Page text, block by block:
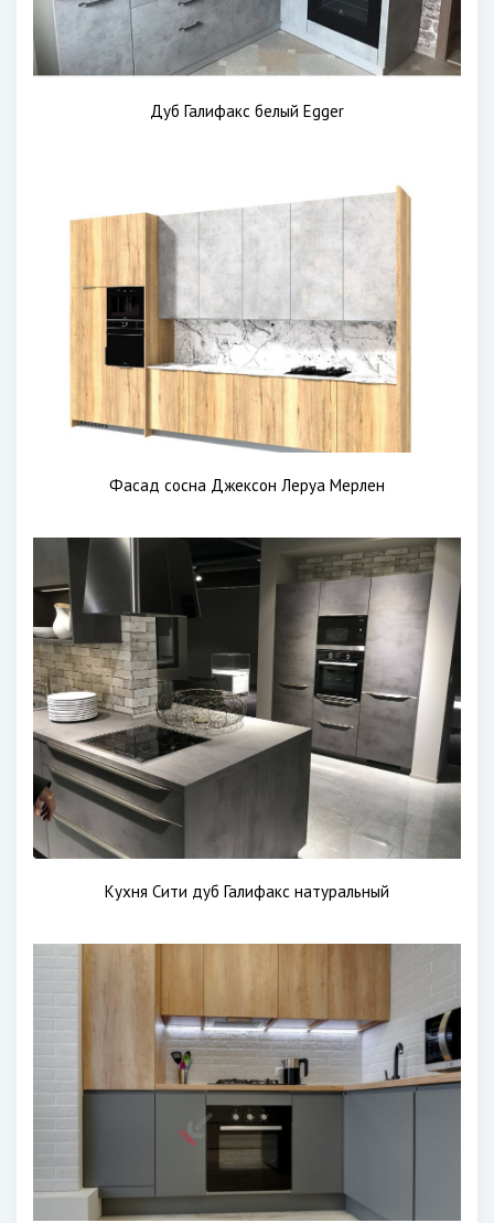
Дуб Галифакс белый Egger
Фасад сосна Джексон Леруа Мерлен
Кухня Сити дуб Галифакс натуральный